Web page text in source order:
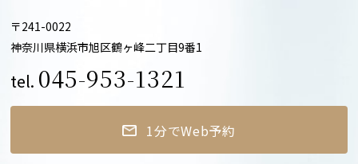
〒241-0022
神奈川県横浜市旭区鶴ヶ峰二丁目9番1
tel. 045-953-1321
1分でWeb予約